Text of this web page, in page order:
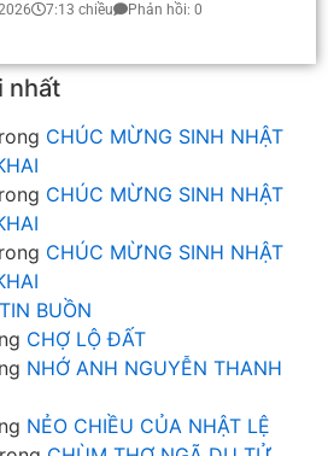
7:13 chiều Phản hồi: 0
nhất
CHÚC MỪNG SINH NHẬT
CHÚC MỪNG SINH NHẬT
CHÚC MỪNG SINH NHẬT
TIN BUỒN
CHỢ LỘ ĐẤT
NHỚ ANH NGUYỄN THANH
NẺO CHIỀU CỦA NHẬT LỆ